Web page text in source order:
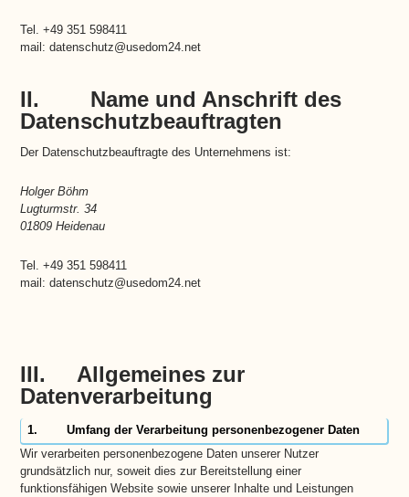
Tel. +49 351 598411
mail: datenschutz@usedom24.net
II. Name und Anschrift des
Datenschutzbeauftragten
Der Datenschutzbeauftragte des Unternehmens ist:
Holger Böhm
Lugturmstr. 34
01809 Heidenau
Tel. +49 351 598411
mail: datenschutz@usedom24.net
III. Allgemeines zur
Datenverarbeitung
1. Umfang der Verarbeitung personenbezogener Daten
Wir verarbeiten personenbezogene Daten unserer Nutzer
grundsätzlich nur, soweit dies zur Bereitstellung einer
funktionsfähigen Website sowie unserer Inhalte und Leistungen